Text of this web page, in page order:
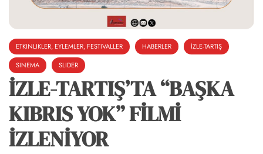
ETKINLIKLER, EYLEMLER, FESTIVALLER HABERLER
İZLE-TARTIŞ
SINEMA
SLIDER
İZLE-TARTIŞ’TA “BAŞKA
KIBRIS YOK” FİLMİ
İZLENİYOR